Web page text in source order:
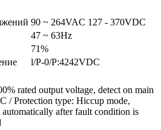
90 ~ 264VAC 127 - 370VDC
47 ~ 63Hz
71%
l/P-0/P:4242VDC
rated output voltage, detect on main
/ Protection type: Hiccup mode,
automatically after fault condition is